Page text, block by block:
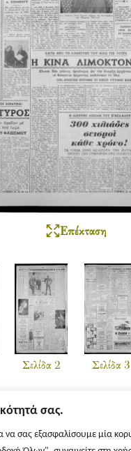
σας.
να σας εξασφαλίσουμε μία
Επέκταση
Σελίδα 2 Σελίδα 3